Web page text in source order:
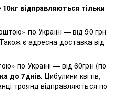
відправляються тільки
по Україні — від 90 грн
є адресна доставка від
по Україні — від 60грн (по
до 7днів. Цибулини квітів,
троянд відправляються по